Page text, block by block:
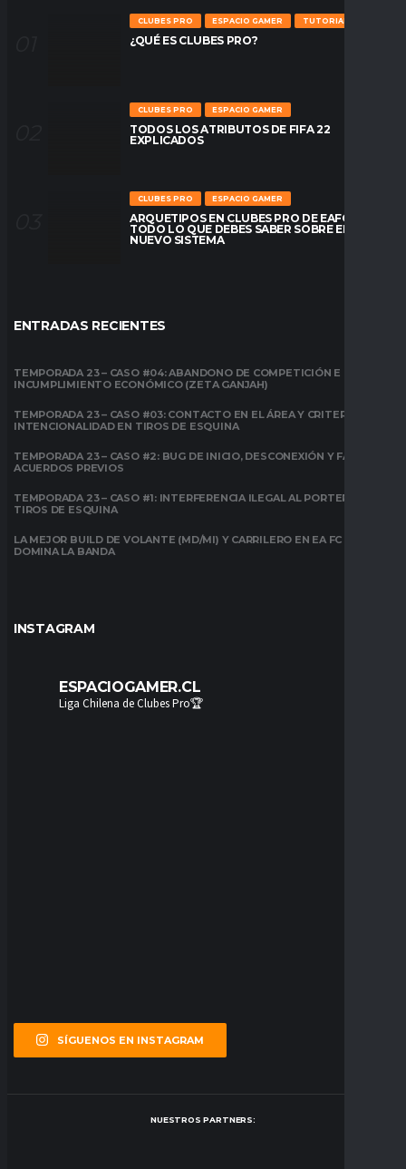
CLUBES PRO ESPACIO GAMER TUTORIALES
¿QUÉ ES CLUBES PRO?
CLUBES PRO ESPACIO GAMER
TODOS LOS ATRIBUTOS DE FIFA 22
EXPLICADOS
CLUBES PRO ESPACIO GAMER
ARQUETIPOS EN CLUBES PRO DE EAFC26:
TODO LO QUE DEBES SABER SOBRE EL
NUEVO SISTEMA
ENTRADAS RECIENTES
TEMPORADA 23 – CASO #04: ABANDONO DE COMPETICIÓN E
INCUMPLIMIENTO ECONÓMICO (ZETA GANJAH)
TEMPORADA 23 – CASO #03: CONTACTO EN EL ÁREA Y CRITERIO DE
INTENCIONALIDAD EN TIROS DE ESQUINA
TEMPORADA 23 – CASO #2: BUG DE INICIO, DESCONEXIÓN Y FALTA DE
ACUERDOS PREVIOS
TEMPORADA 23 – CASO #1: INTERFERENCIA ILEGAL AL PORTERO EN
TIROS DE ESQUINA
LA MEJOR BUILD DE VOLANTE (MD/MI) Y CARRILERO EN EA FC 26:
DOMINA LA BANDA
INSTAGRAM
ESPACIOGAMER.CL
Liga Chilena de Clubes Pro🏆
SÍGUENOS EN INSTAGRAM
NUESTROS PARTNERS: